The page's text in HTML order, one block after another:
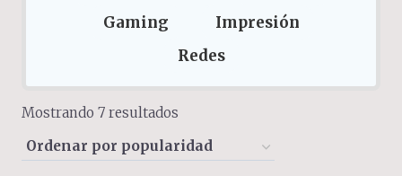
Gaming
Impresión
Redes
Mostrando 7 resultados
by
popularity